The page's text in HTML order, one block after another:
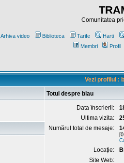
Comunitatea
Arhiva video Biblioteca Tarife Harti
Membri
Profil
Vezi profilul :
Totul despre blau
Data înscrierii:
Ultima vizita:
Numărul total de mesaje:
Locaţie:
Site Web: